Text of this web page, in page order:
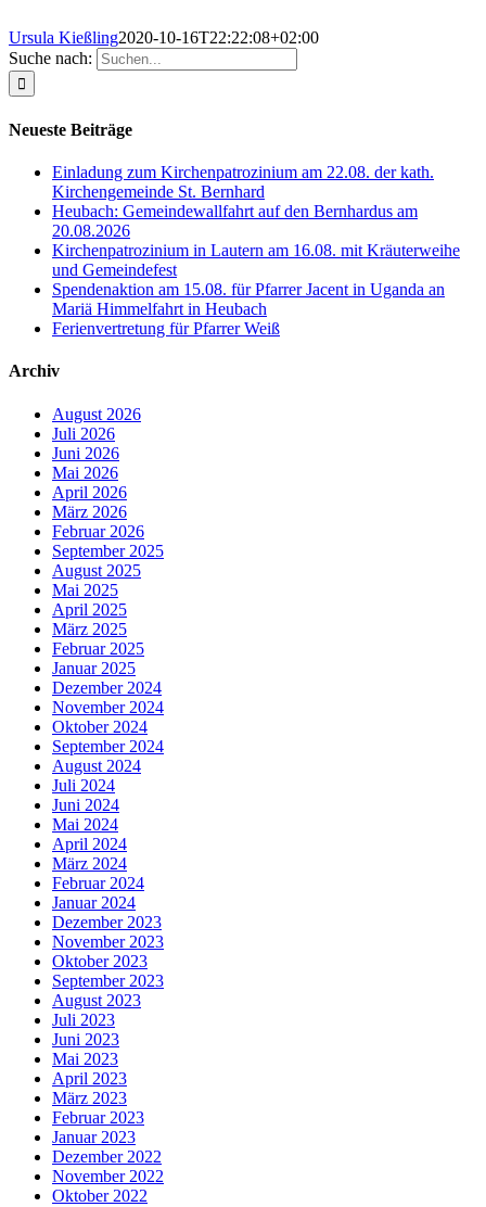
Ursula Kießling2020-10-16T22:22:08+02:00
Suche nach:
Neueste Beiträge
Einladung zum Kirchenpatrozinium am 22.08. der kath.
Kirchengemeinde St. Bernhard
Heubach: Gemeindewallfahrt auf den Bernhardus am
20.08.2026
Kirchenpatrozinium in Lautern am 16.08. mit Kräuterweihe
und Gemeindefest
Spendenaktion am 15.08. für Pfarrer Jacent in Uganda an
Mariä Himmelfahrt in Heubach
Ferienvertretung für Pfarrer Weiß
Archiv
August 2026
Juli 2026
Juni 2026
Mai 2026
April 2026
März 2026
Februar 2026
September 2025
August 2025
Mai 2025
April 2025
März 2025
Februar 2025
Januar 2025
Dezember 2024
November 2024
Oktober 2024
September 2024
August 2024
Juli 2024
Juni 2024
Mai 2024
April 2024
März 2024
Februar 2024
Januar 2024
Dezember 2023
November 2023
Oktober 2023
September 2023
August 2023
Juli 2023
Juni 2023
Mai 2023
April 2023
März 2023
Februar 2023
Januar 2023
Dezember 2022
November 2022
Oktober 2022